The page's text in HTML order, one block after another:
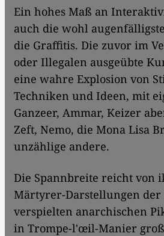
Ein hohes Maß an
auch die wohl
die Graffitis. Die zuvor im
oder Illegalen ausgeübte
eine wahre Explosion von
Techniken und Ideen, mit
Ganzeer, Ammar, Keizer
Zeft, Nemo, die Mona Lisa
unzählige andere.
Die Spannbreite reicht von
Märtyrer-Darstellungen der
verspielten anarchischen
in Trompe-l'œil-Manier